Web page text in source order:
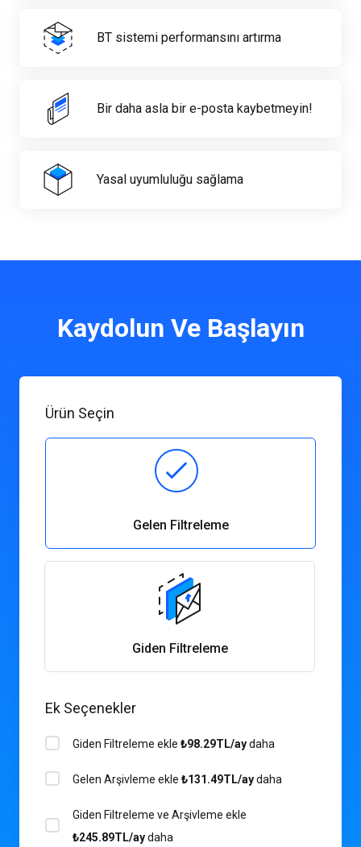
BT sistemi performansını artırma
Bir daha asla bir e-posta kaybetmeyin!
Yasal uyumluluğu sağlama
Kaydolun Ve Başlayın
Ürün Seçin
Gelen Filtreleme
Giden Filtreleme
Ek Seçenekler
Giden Filtreleme ekle ₺98.29TL/aydaha
Gelen Arşivleme ekle ₺131.49TL/aydaha
Giden Filtreleme ve Arşivleme ekle
₺245.89TL/aydaha